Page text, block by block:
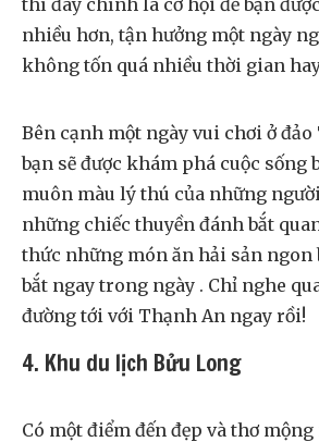
thì đây chính là cơ hội để bạn
nhiều hơn, tận hưởng một ngày
không tốn quá nhiều thời gian
Bên cạnh một ngày vui chơi ở đảo
bạn sẽ được khám phá cuộc sống
muôn màu lý thú của những
những chiếc thuyền đánh bắt
thức những món ăn hải sản ngon
bắt ngay trong ngày . Chỉ nghe
đường tới với Thạnh An ngay rồi!
4. Khu du lịch Bửu Long
Có một điểm đến đẹp và thơ